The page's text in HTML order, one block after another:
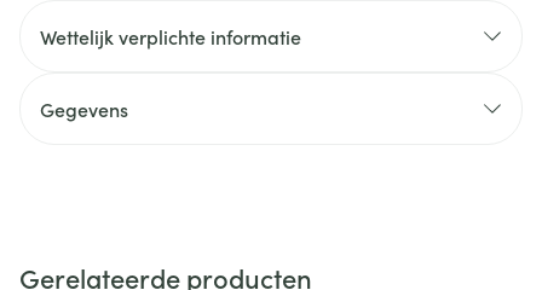
Wettelijk verplichte informatie
Gegevens
Gerelateerde producten